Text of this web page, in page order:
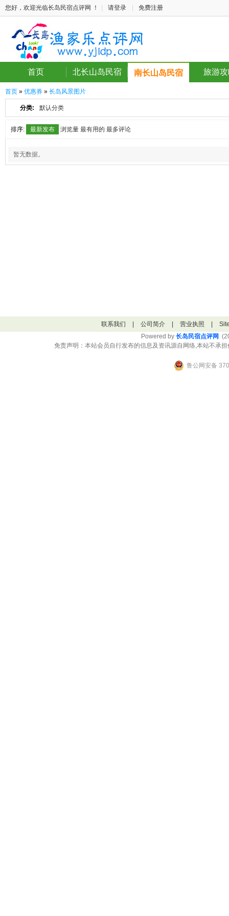
您好，欢迎光临长岛民宿点评网 ！ 请登录 免费注册
首页 北长山岛民宿 南长山岛民宿 旅游
首页 » 优惠券 » 长岛风景图片
分类: 默认分类
排序: 最新发布 浏览量 最有用的 最多评论
暂无数据。
联系我们 公司简介 营业执照
Powered by 长岛民宿点评网
免责声明：本站会员自行发布的信息及资讯源自网络,本站不承
鲁公网安备